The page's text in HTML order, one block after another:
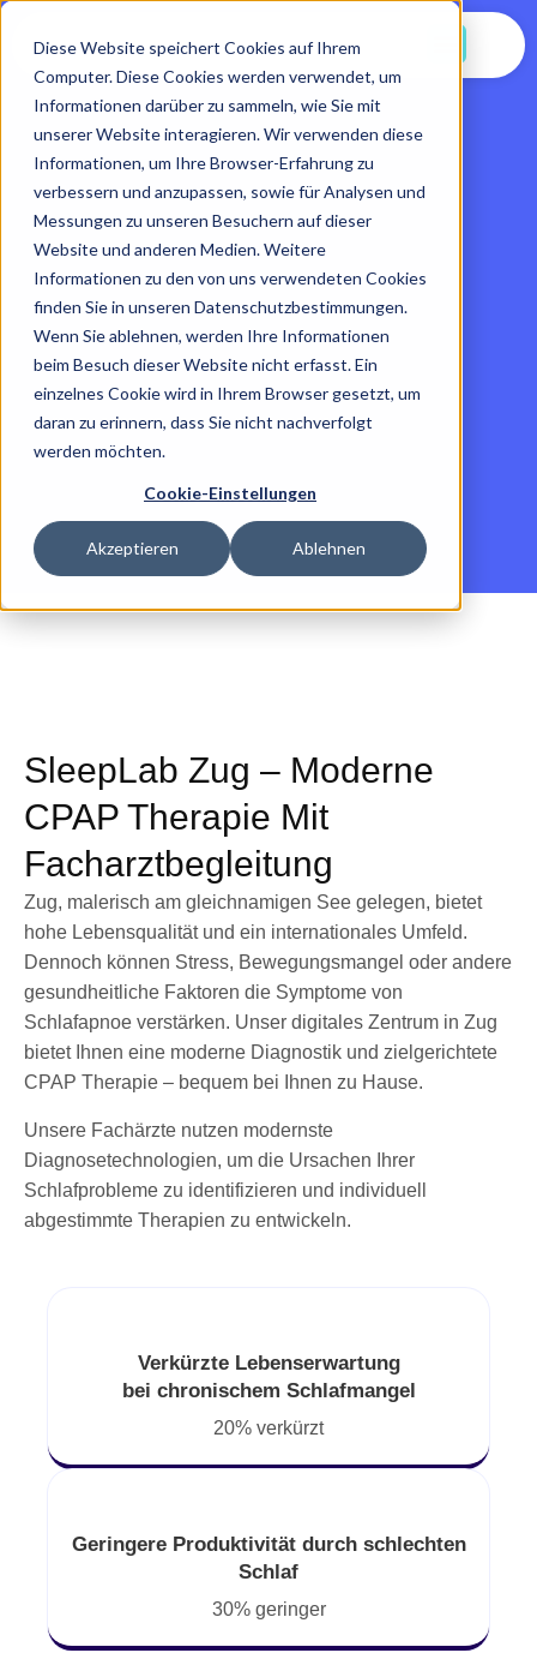
Diese Website speichert Cookies auf Ihrem
Computer. Diese Cookies werden verwendet, um
Informationen darüber zu sammeln, wie Sie mit
unserer Website interagieren. Wir verwenden diese
Informationen, um Ihre Browser-Erfahrung zu
verbessern und anzupassen, sowie für Analysen und
Messungen zu unseren Besuchern auf dieser
Website und anderen Medien. Weitere
Informationen zu den von uns verwendeten Cookies
finden Sie in unseren Datenschutzbestimmungen.
Wenn Sie ablehnen, werden Ihre Informationen
beim Besuch dieser Website nicht erfasst. Ein
einzelnes Cookie wird in Ihrem Browser gesetzt, um
daran zu erinnern, dass Sie nicht nachverfolgt
werden möchten.
Cookie-Einstellungen
Akzeptieren Ablehnen
SleepLab Zug – Moderne
CPAP Therapie Mit
Facharztbegleitung
Zug, malerisch am gleichnamigen See gelegen, bietet
hohe Lebensqualität und ein internationales Umfeld.
Dennoch können Stress, Bewegungsmangel oder andere
gesundheitliche Faktoren die Symptome von
Schlafapnoe verstärken. Unser digitales Zentrum in Zug
bietet Ihnen eine moderne Diagnostik und zielgerichtete
CPAP Therapie – bequem bei Ihnen zu Hause.
Unsere Fachärzte nutzen modernste
Diagnosetechnologien, um die Ursachen Ihrer
Schlafprobleme zu identifizieren und individuell
abgestimmte Therapien zu entwickeln.
Verkürzte Lebenserwartung
bei chronischem Schlafmangel
20% verkürzt
Geringere Produktivität durch schlechten
Schlaf
30% geringer